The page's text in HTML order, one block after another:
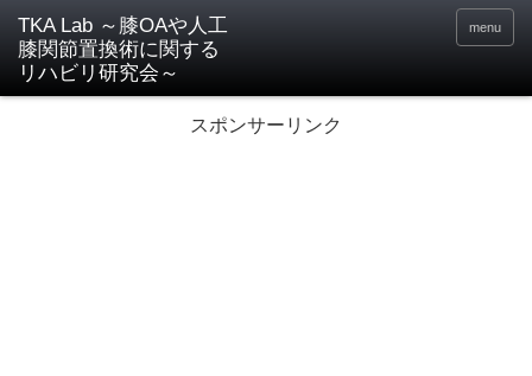
TKA Lab ～膝OAや人工
膝関節置換術に関する
リハビリ研究会～
menu
スポンサーリンク